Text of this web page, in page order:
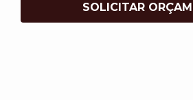
SOLICITAR